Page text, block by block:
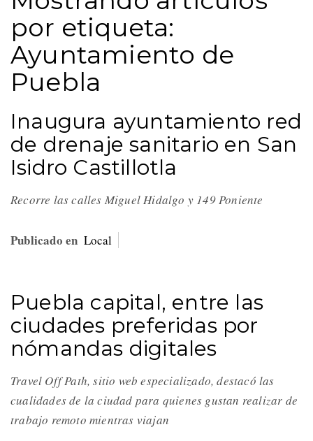
por etiqueta:
Ayuntamiento de
Puebla
Inaugura ayuntamiento red
de drenaje sanitario en San
Isidro Castillotla
Recorre las calles Miguel Hidalgo y 149 Poniente
Publicado en Local
Puebla capital, entre las
ciudades preferidas por
nómandas digitales
Travel Off Path, sitio web especializado, destacó las
cualidades de la ciudad para quienes gustan realizar de
trabajo remoto mientras viajan